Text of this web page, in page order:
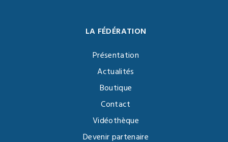
LA FÉDÉRATION
Présentation
Actualités
Boutique
Contact
Vidéothèque
Devenir partenaire